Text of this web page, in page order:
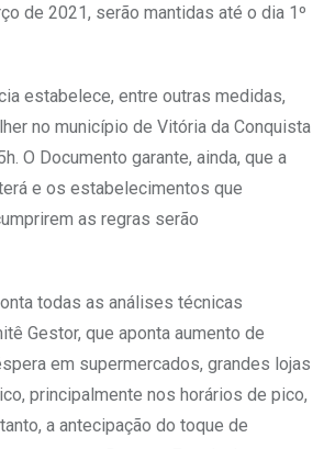
de 2021, serão mantidas até o dia 1º
estabelece, entre outras medidas,
no município de Vitória da Conquista
O Documento garante, ainda, que a
e os estabelecimentos que
as regras serão
todas as análises técnicas
Gestor, que aponta aumento de
em supermercados, grandes lojas
principalmente nos horários de pico,
a antecipação do toque de